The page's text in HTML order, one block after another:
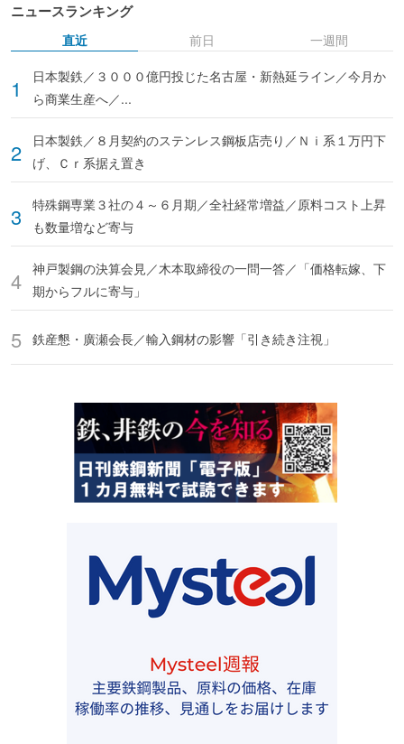
ニュースランキング
直近
日本製鉄／３０００億円投じた名古屋・新熱延ライン／今月か
ら商業生産へ／...
日本製鉄／８月契約のステンレス鋼板店売り／Ｎｉ系１万円下
げ、Ｃｒ系据え置き
特殊鋼専業３社の４～６月期／全社経常増益／原料コスト上昇
も数量増など寄与
神戸製鋼の決算会見／木本取締役の一問一答／「価格転嫁、下
期からフルに寄与」
鉄産懇・廣瀬会長／輸入鋼材の影響「引き続き注視」
前日 一週間